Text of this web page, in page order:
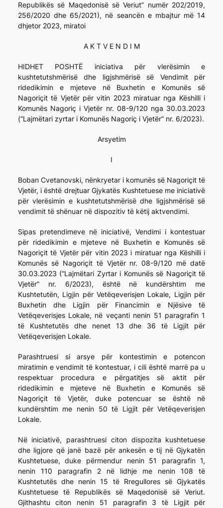
Republikës së Maqedonisë së Veriut” numër 202/2019,
256/2020 dhe 65/2021), në seancën e mbajtur më 14
dhjetor 2023, miratoi
A K T V E N D I M
HIDHET POSHTË iniciativa për vlerësimin e
kushtetutshmërisë dhe ligjshmërisë së Vendimit për
ridedikimin e mjeteve në Buxhetin e Komunës së
Nagoriçit të Vjetër për vitin 2023 miratuar nga Këshilli i
Komunës Nagoriç i Vjetër nr. 08-9/120 nga 30.03.2023
(“Lajmëtari zyrtar i Komunës Nagoriç i Vjetër” nr. 6/2023).
Arsyetim
I
Boban Cvetanovski, nënkryetar i komunës së Nagoriçit të
Vjetër, i është drejtuar Gjykatës Kushtetuese me iniciativë
për vlerësimin e kushtetutshmërisë dhe ligjshmërisë së
vendimit të shënuar në dispozitiv të këtij aktvendimi.
Sipas pretendimeve në iniciativë, Vendimi i kontestuar
për ridedikimin e mjeteve në Buxhetin e Komunës së
Nagoriçit të Vjetër për vitin 2023 i miratuar nga Këshilli i
Komunës së Nagoriçit të Vjetër nr. 08-9/120 më datë
30.03.2023 (“Lajmëtari Zyrtar i Komunës së Nagoriçit të
Vjetër” nr. 6/2023), është në kundërshtim me
Kushtetutën, Ligjin për Vetëqeverisjen Lokale, Ligjin për
Buxhetin dhe Ligjin për Financimin e Njësive të
Vetëqeverisjes Lokale, në veçanti nenin 51 paragrafin 1
të Kushtetutës dhe nenet 13 dhe 36 të Ligjit për
Vetëqeverisjen Lokale.
Parashtruesi si arsye për kontestimin e potencon
miratimin e vendimit të kontestuar, i cili është marrë pa u
respektuar procedura e përgatitjes së aktit për
ridedikimin e mjeteve në Buxhetin e Komunës së
Nagoriçit të Vjetër, duke potencuar se është në
kundërshtim me nenin 50 të Ligjit për Vetëqeverisjen
Lokale.
Në iniciativë, parashtruesi citon dispozita kushtetuese
dhe ligjore që janë bazë për ankesën e tij në Gjykatën
Kushtetuese, duke përmendur nenin 51 paragrafin 1,
nenin 110 paragrafin 2 në lidhje me nenin 108 të
Kushtetutës dhe nenin 15 të Rregullores së Gjykatës
Kushtetuese të Republikës së Maqedonisë së Veriut.
Gjithashtu citon nenin 51 paragrafin 3 të Ligjit për